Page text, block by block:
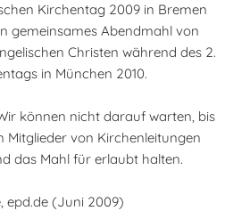
Kirchentag 2009 in Bremen
gemeinsames Abendmahl von
Christen während des 2.
in München 2010.
können nicht darauf warten, bis
Mitglieder von Kirchenleitungen
das Mahl für erlaubt halten.
epd.de (Juni 2009)